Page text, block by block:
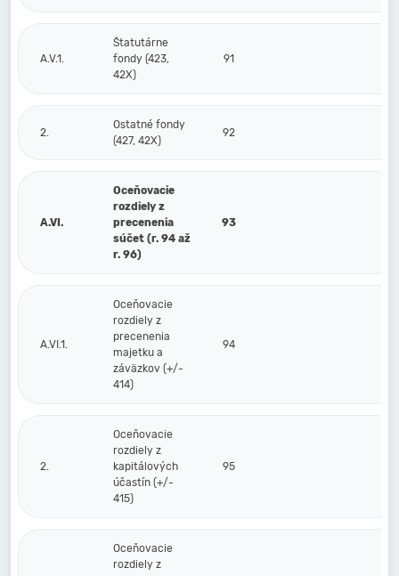
A.V.1.
Štatutárne
fondy (423,
42X)
91
2.
Ostatné fondy
(427, 42X)
92
A.VI.
Oceňovacie
rozdiely z
precenenia
súčet (r. 94 až
r. 96)
93
A.VI.1.
Oceňovacie
rozdiely z
precenenia
majetku a
záväzkov (+/-
414)
94
2.
Oceňovacie
rozdiely z
kapitálových
účastín (+/-
415)
95
Oceňovacie
rozdiely z